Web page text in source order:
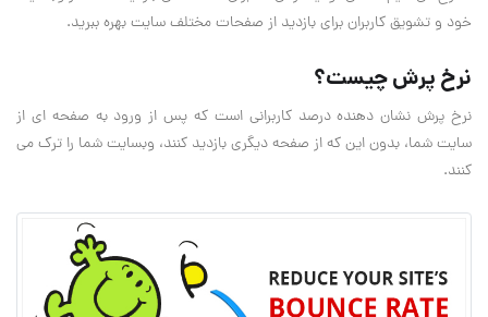
خود و تشویق کاربران برای بازدید از صفحات مختلف سایت بهره ببرید.
نرخ پرش چیست؟
نرخ پرش نشان دهنده درصد کاربرانی است که پس از ورود به صفحه ای از
سایت شما، بدون این که از صفحه دیگری بازدید کنند، وبسایت شما را ترک می
کنند.